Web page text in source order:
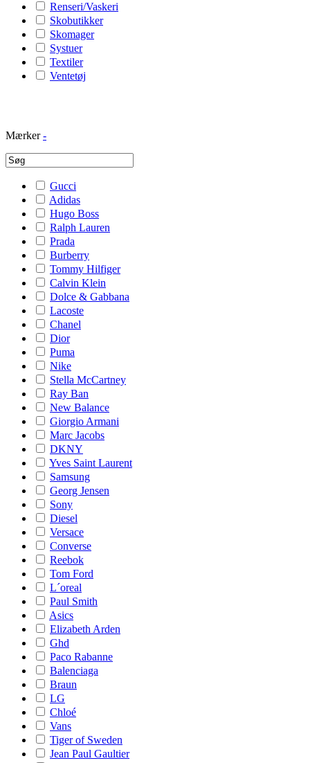
Renseri/Vaskeri
Skobutikker
Skomager
Systuer
Textiler
Ventetøj
Mærker -
Gucci
Adidas
Hugo Boss
Ralph Lauren
Prada
Burberry
Tommy Hilfiger
Calvin Klein
Dolce & Gabbana
Lacoste
Chanel
Dior
Puma
Nike
Stella McCartney
Ray Ban
New Balance
Giorgio Armani
Marc Jacobs
DKNY
Yves Saint Laurent
Samsung
Georg Jensen
Sony
Diesel
Versace
Converse
Reebok
Tom Ford
L´oreal
Paul Smith
Asics
Elizabeth Arden
Ghd
Paco Rabanne
Balenciaga
Braun
LG
Chloé
Vans
Tiger of Sweden
Jean Paul Gaultier